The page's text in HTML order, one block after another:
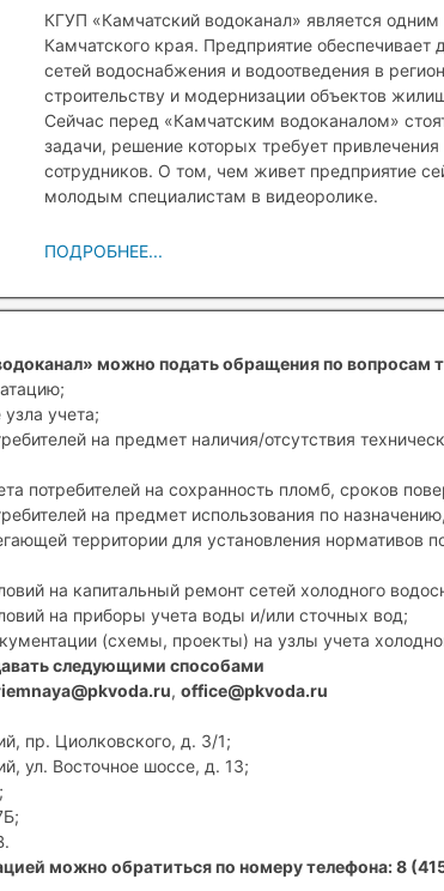
КГУП «Камчатский водоканал» является
Камчатского края. Предприятие обеспечивает
сетей водоснабжения и водоотведения в
строительству и модернизации объектов
Сейчас перед «Камчатским водоканалом»
задачи, решение которых требует
сотрудников. О том, чем живет предприятие
молодым специалистам в видеоролике.
ПОДРОБНЕЕ...
можно подать обращения по вопросам
учета;
на предмет наличия/отсутствия
потребителей на сохранность пломб, сроков
на предмет использования по
территории для установления нормативов
на капитальный ремонт сетей холодного
на приборы учета воды и/или сточных вод;
(схемы, проекты) на узлы учета
следующими способами
, office@pkvoda.ru
пр. Циолковского, д. 3/1;
ул. Восточное шоссе, д. 13;
можно обратиться по номеру телефона: 8